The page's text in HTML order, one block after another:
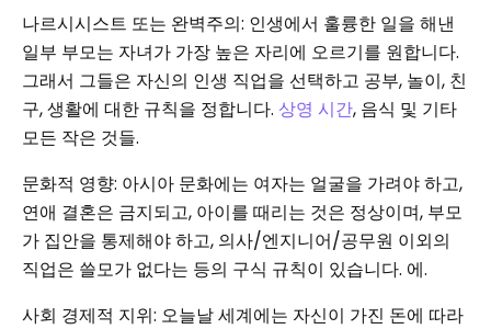
나르시시스트 또는 완벽주의: 인생에서 훌륭한 일을 해낸
일부 부모는 자녀가 가장 높은 자리에 오르기를 원합니다.
그래서 그들은 자신의 인생 직업을 선택하고 공부, 놀이, 친
구, 생활에 대한 규칙을 정합니다. 상영 시간, 음식 및 기타
모든 작은 것들.
문화적 영향: 아시아 문화에는 여자는 얼굴을 가려야 하고,
연애 결혼은 금지되고, 아이를 때리는 것은 정상이며, 부모
가 집안을 통제해야 하고, 의사/엔지니어/공무원 이외의
직업은 쓸모가 없다는 등의 구식 규칙이 있습니다. 에.
사회 경제적 지위: 오늘날 세계에는 자신이 가진 돈에 따라